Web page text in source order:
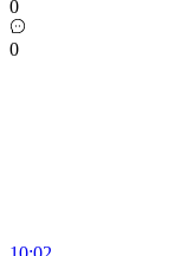
0
0